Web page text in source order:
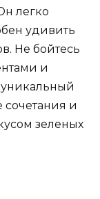
легко
удивить
Не бойтесь
и
сочетания и
зеленых